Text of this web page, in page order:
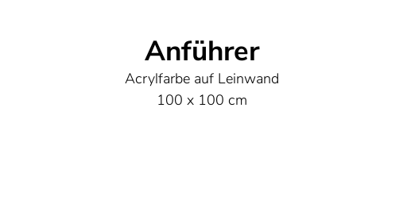
Anführer
Acrylfarbe auf Leinwand
100 x 100 cm